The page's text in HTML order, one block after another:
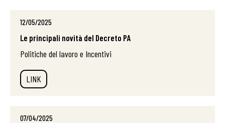
12/05/2025
Le principali novità del Decreto PA
Politiche del lavoro e Incentivi
LINK
07/04/2025